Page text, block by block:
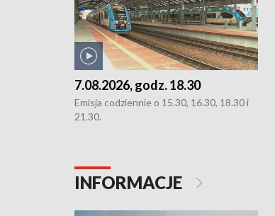
7.08.2026, godz. 18.30
Emisja codziennie o 15.30, 16.30, 18.30 i
21.30.
INFORMACJE